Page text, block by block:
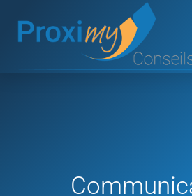
contenu